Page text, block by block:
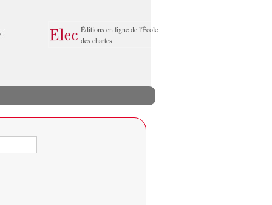
Éditions en ligne de l'École
des chartes